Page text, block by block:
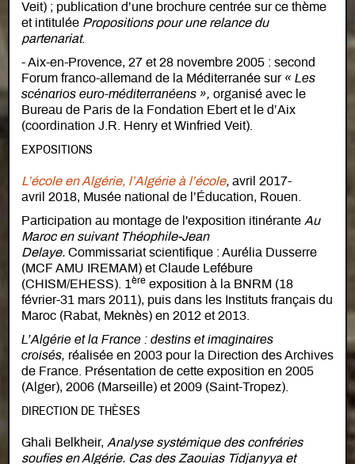
Veit) ; publication d’une brochure centrée sur ce thème
et intitulée Propositions pour une relance du
partenariat.
- Aix-en-Provence, 27 et 28 novembre 2005 : second
Forum franco-allemand de la Méditerranée sur « Les
scénarios euro-méditerranéens », organisé avec le
Bureau de Paris de la Fondation Ebert et le d’Aix
(coordination J.R. Henry et Winfried Veit).
EXPOSITIONS
L’école en Algérie, l’Algérie à l’école, avril 2017-
avril 2018, Musée national de l’Éducation, Rouen.
Participation au montage de l'exposition itinérante Au
Maroc en suivant Théophile-Jean
Delaye. Commissariat scientifique : Aurélia Dusserre
(MCF AMU IREMAM) et Claude Lefébure
(CHISM/EHESS). 1 ère exposition à la BNRM (18
février-31 mars 2011), puis dans les Instituts français du
Maroc (Rabat, Meknès) en 2012 et 2013.
L’Algérie et la France : destins et imaginaires
croisés, réalisée en 2003 pour la Direction des Archives
de France. Présentation de cette exposition en 2005
(Alger), 2006 (Marseille) et 2009 (Saint-Tropez).
DIRECTION DE THÈSES
Ghali Belkheir, Analyse systémique des confréries
soufies en Algérie. Cas des Zaouias Tidjanyya et